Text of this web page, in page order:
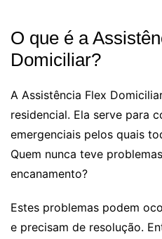
O que é a
Domiciliar?
A Assistência Flex
residencial. Ela serve para
emergenciais pelos quais
Quem nunca teve
encanamento?
Estes problemas podem
e precisam de resolução.